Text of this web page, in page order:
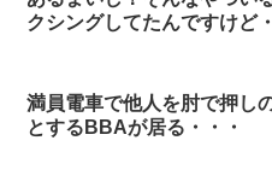
クシングしてたんですけど
満員電車で他人を肘で押し
とするBBAが居る・・・